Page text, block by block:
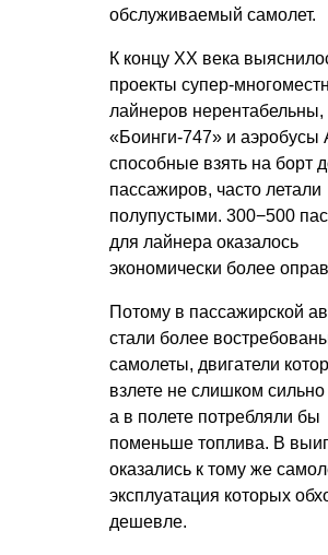
обслуживаемый самолет.
К концу XX века
проекты супер-
лайнеров нерентабельны,
«Боинги-747» и аэробусы
способные взять на борт
пассажиров, часто летали
полупустыми. 300−500
для лайнера оказалось
экономически более
Потому в пассажирской
стали более
самолеты, двигатели
взлете не слишком
а в полете потребляли бы
поменьше топлива. В
оказались к тому же
эксплуатация которых
дешевле.